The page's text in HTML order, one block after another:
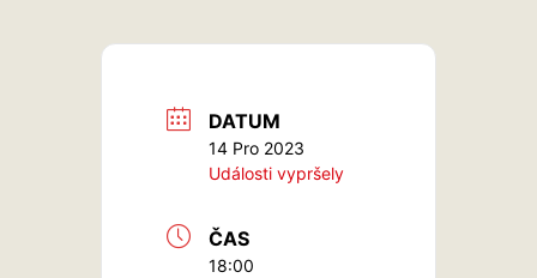
DATUM
14 Pro 2023
Události vypršely
ČAS
18:00